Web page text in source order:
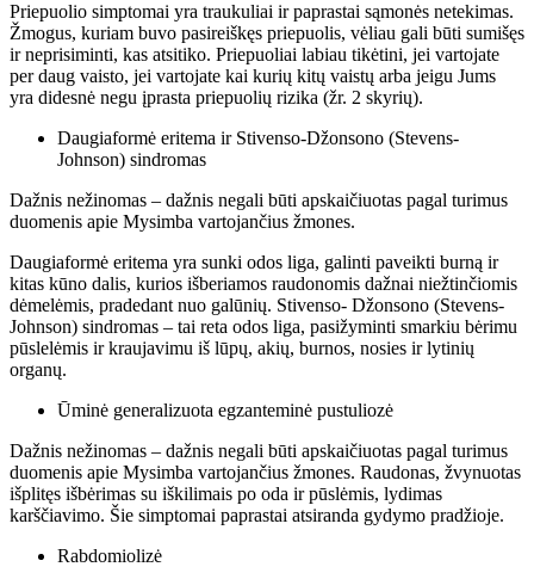
Priepuolio simptomai yra traukuliai ir paprastai sąmonės netekimas.
Žmogus, kuriam buvo pasireiškęs priepuolis, vėliau gali būti sumišęs
ir neprisiminti, kas atsitiko. Priepuoliai labiau tikėtini, jei vartojate
per daug vaisto, jei vartojate kai kurių kitų vaistų arba jeigu Jums
yra didesnė negu įprasta priepuolių rizika (žr. 2 skyrių).
Daugiaformė eritema ir Stivenso-Džonsono (Stevens-
Johnson) sindromas
Dažnis nežinomas – dažnis negali būti apskaičiuotas pagal turimus
duomenis apie Mysimba vartojančius žmones.
Daugiaformė eritema yra sunki odos liga, galinti paveikti burną ir
kitas kūno dalis, kurios išberiamos raudonomis dažnai niežtinčiomis
dėmelėmis, pradedant nuo galūnių. Stivenso- Džonsono (Stevens-
Johnson) sindromas – tai reta odos liga, pasižyminti smarkiu bėrimu
pūslelėmis ir kraujavimu iš lūpų, akių, burnos, nosies ir lytinių
organų.
Ūminė generalizuota egzanteminė pustuliozė
Dažnis nežinomas – dažnis negali būti apskaičiuotas pagal turimus
duomenis apie Mysimba vartojančius žmones. Raudonas, žvynuotas
išplitęs išbėrimas su iškilimais po oda ir pūslėmis, lydimas
karščiavimo. Šie simptomai paprastai atsiranda gydymo pradžioje.
Rabdomiolizė